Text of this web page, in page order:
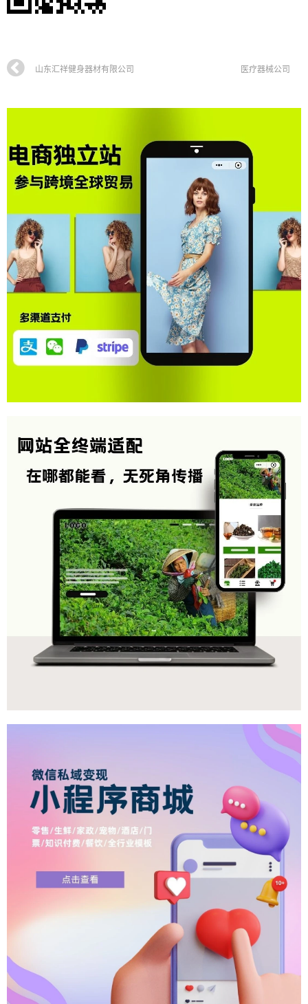
山东汇祥健身器材有限公司 医疗器械公司